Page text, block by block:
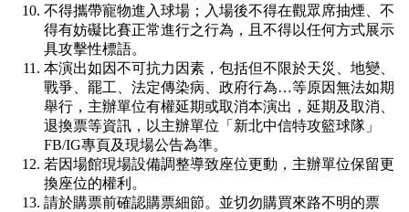
不得攜帶寵物進入球場；入場後不得在觀眾席抽煙、不
得有妨礙比賽正常進行之行為，且不得以任何方式展示
具攻擊性標語。
本演出如因不可抗力因素，包括但不限於天災、地變、
戰爭、罷工、法定傳染病、政府行為…等原因無法如期
舉行，主辦單位有權延期或取消本演出，延期及取消、
退換票等資訊，以主辦單位「新北中信特攻籃球隊」
FB/IG專頁及現場公告為準。
若因場館現場設備調整導致座位更動，主辦單位保留更
換座位的權利。
請於購票前確認購票細節。並切勿購買來路不明的票